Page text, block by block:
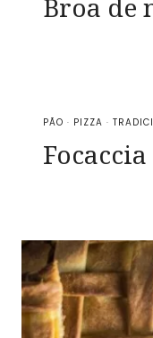
Broa de
PÃO · PIZZA ·